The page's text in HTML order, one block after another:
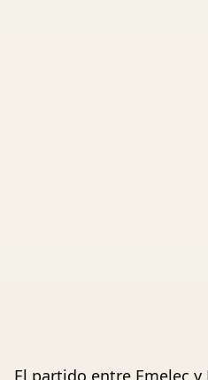
El partido entre Emelec